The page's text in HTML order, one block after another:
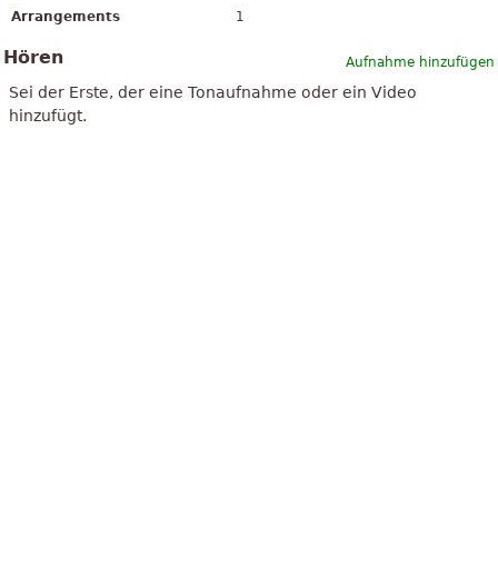
Arrangements
1
Aufnahme hinzufügen
Hören
Sei der Erste, der eine Tonaufnahme oder ein Video
hinzufügt.